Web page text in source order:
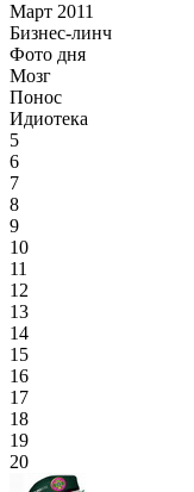
Март 2011
Бизнес-линч
Фото дня
Мозг
Понос
Идиотека
5
6
7
8
9
10
11
12
13
14
15
16
17
18
19
20